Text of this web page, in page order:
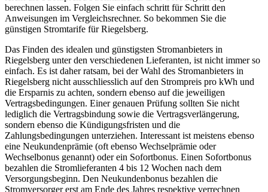
berechnen lassen. Folgen Sie einfach schritt für Schritt den
Anweisungen im Vergleichsrechner. So bekommen Sie die
günstigen Stromtarife für Riegelsberg.
Das Finden des idealen und günstigsten Stromanbieters in
Riegelsberg unter den verschiedenen Lieferanten, ist nicht immer so
einfach. Es ist daher ratsam, bei der Wahl des Stromanbieters in
Riegelsberg nicht ausschliesslich auf den Strompreis pro kWh und
die Ersparnis zu achten, sondern ebenso auf die jeweiligen
Vertragsbedingungen. Einer genauen Prüfung sollten Sie nicht
lediglich die Vertragsbindung sowie die Vertragsverlängerung,
sondern ebenso die Kündigungsfristen und die
Zahlungsbedingungen unterziehen. Interessant ist meistens ebenso
eine Neukundenprämie (oft ebenso Wechselprämie oder
Wechselbonus genannt) oder ein Sofortbonus. Einen Sofortbonus
bezahlen die Stromlieferanten 4 bis 12 Wochen nach dem
Versorgungsbeginn. Den Neukundenbonus bezahlen die
Stromversorger erst am Ende des Jahres respektive verrechnen